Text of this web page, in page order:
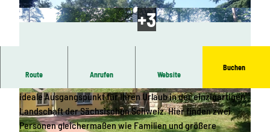
© Matthias Heine |CC-BY-SA © Matthias Heine |CC-BY-SA
Route Anrufen Website
Buchen
ideale Ausgangspunkt für Ihren Urlaub in der einzigartigen
Landschaft der Sächsischen Schweiz. Hier finden zwei
Personen gleichermaßen wie Familien und größere